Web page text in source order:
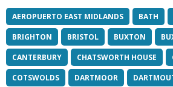
AEROPUERTO EAST MIDLANDS BATH
BRIGHTON
BRISTOL BUXTON
CANTERBURY
CHATSWORTH HOUSE
COTSWOLDS
DARTMOOR